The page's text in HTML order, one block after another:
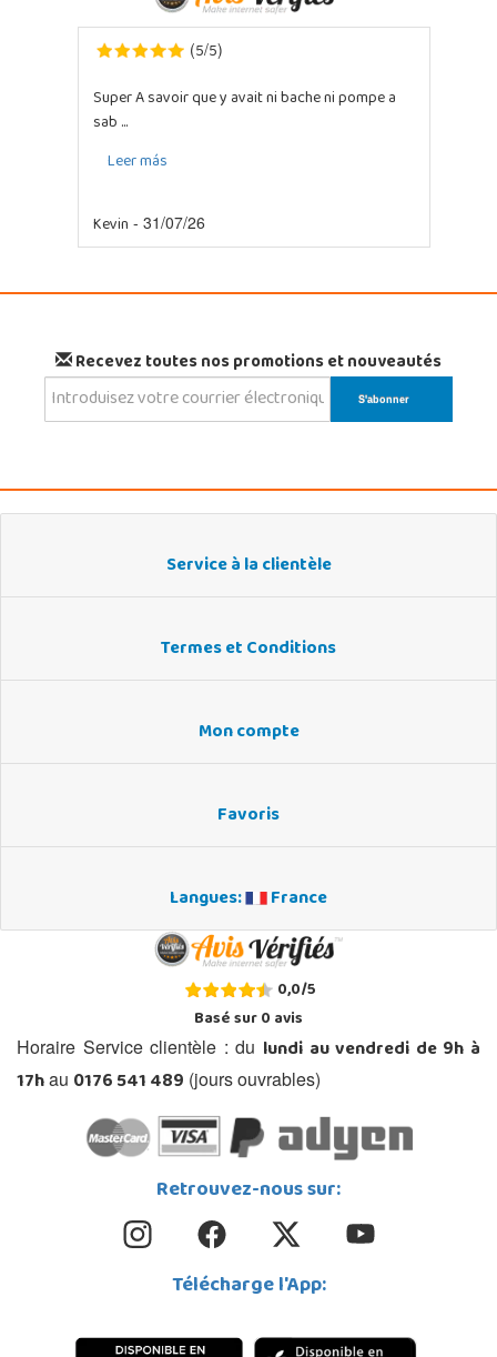
(5/5)
Super A savoir que y avait ni bache ni pompe a
sab ...
Leer más
Kevin - 31/07/26
Recevez toutes nos promotions et nouveautés
Service à la clientèle
Termes et Conditions
Mon compte
Favoris
Langues: France
0,0/5
Basé sur0avis
Horaire Service clientèle : du lundi au vendredi de 9h à
17hau 0176 541 489 (jours ouvrables)
Retrouvez-nous sur:
Télécharge l'App: